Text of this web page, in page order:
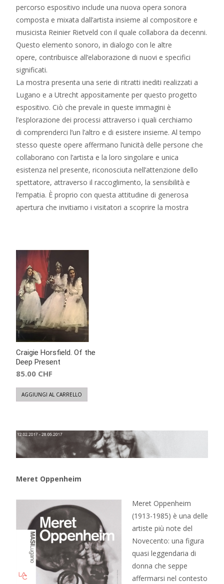
percorso espositivo include una nuova opera sonora
composta e mixata dall’artista insieme al compositore e
musicista Reinier Rietveld con il quale collabora da decenni.
Questo elemento sonoro, in dialogo con le altre
opere, contribuisce all’elaborazione di nuovi e specifici
significati.
La mostra presenta una serie di ritratti inediti realizzati a
Lugano e a Utrecht appositamente per questo progetto
espositivo. Ciò che prevale in queste immagini è
l’esplorazione dei processi attraverso i quali cerchiamo
di comprenderci l’un l’altro e di esistere insieme. Al tempo
stesso queste opere affermano l’unicità delle persone che
collaborano con l’artista e la loro singolare e unica
esistenza nel presente, riconosciuta nell’attenzione dello
spettatore, attraverso il raccoglimento, la sensibilità e
l’empatia. È proprio con questa attitudine di generosa
apertura che invitiamo i visitatori a scoprire la mostra
Craigie Horsfield. Of the
Deep Present
85.00 CHF
AGGIUNGI AL CARRELLO
Meret Oppenheim
Meret Oppenheim
(1913-1985) è una delle
artiste più note del
Novecento: una figura
quasi leggendaria di
donna che seppe
affermarsi nel contesto